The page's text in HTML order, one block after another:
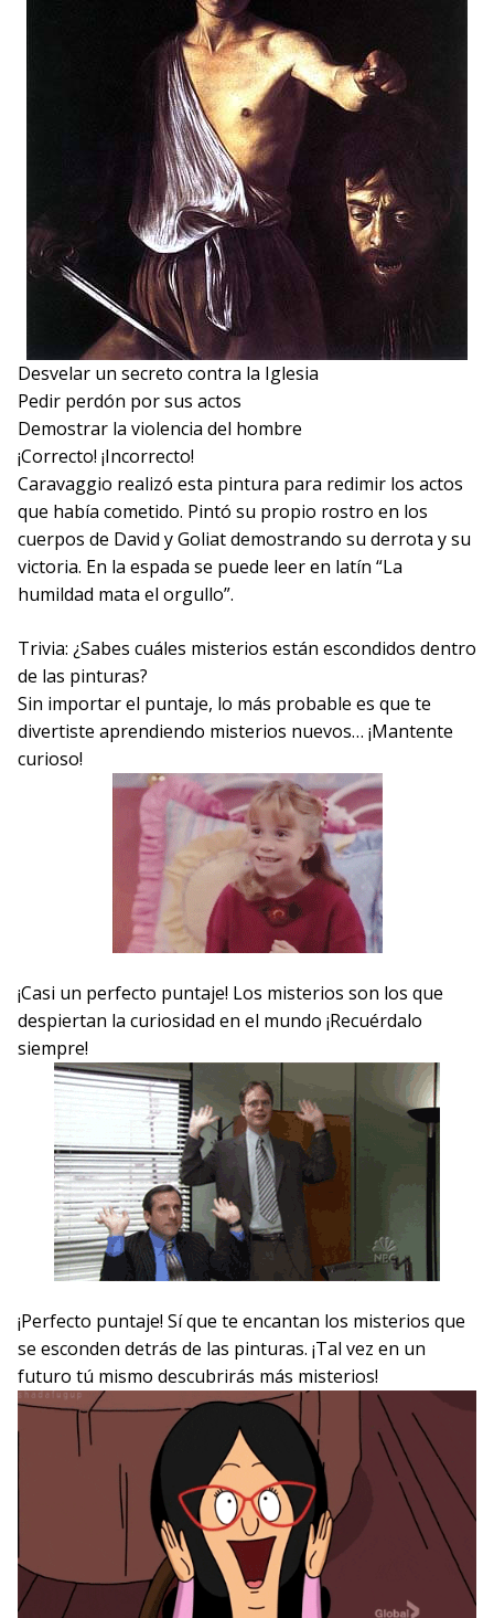
Desvelar un secreto contra la Iglesia
Pedir perdón por sus actos
Demostrar la violencia del hombre
¡Correcto! ¡Incorrecto!
Caravaggio realizó esta pintura para redimir los actos
que había cometido. Pintó su propio rostro en los
cuerpos de David y Goliat demostrando su derrota y su
victoria. En la espada se puede leer en latín “La
humildad mata el orgullo”.
Trivia: ¿Sabes cuáles misterios están escondidos dentro
de las pinturas?
Sin importar el puntaje, lo más probable es que te
divertiste aprendiendo misterios nuevos… ¡Mantente
curioso!
¡Casi un perfecto puntaje! Los misterios son los que
despiertan la curiosidad en el mundo ¡Recuérdalo
siempre!
¡Perfecto puntaje! Sí que te encantan los misterios que
se esconden detrás de las pinturas. ¡Tal vez en un
futuro tú mismo descubrirás más misterios!